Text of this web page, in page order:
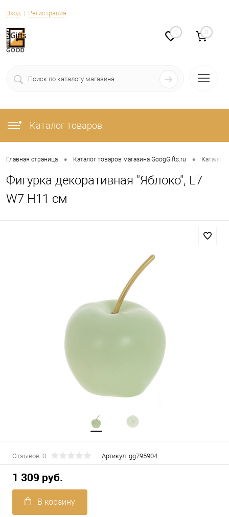
Вход Регистрация
0 0
Каталог товаров
Главная страница • Каталог товаров магазина GoogGifts.ru • Каталог
Фигурка декоративная "Яблоко", L7
W7 H11 см
Отзывов: 0 Артикул: gg795904
1 309 руб.
В корзину